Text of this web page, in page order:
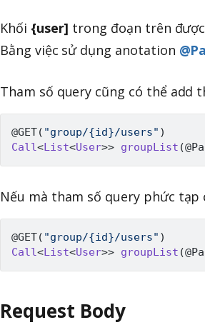
Khối {user] trong đoạn trên
Bằng việc sử dụng anotation
Tham số query cũng có thể add
@GET( "group/{id}/users" )
Call<List<User>> groupList (
Nếu mà tham số query phức tạp
@GET( "group/{id}/users" )
Call<List<User>> groupList (
Request Body